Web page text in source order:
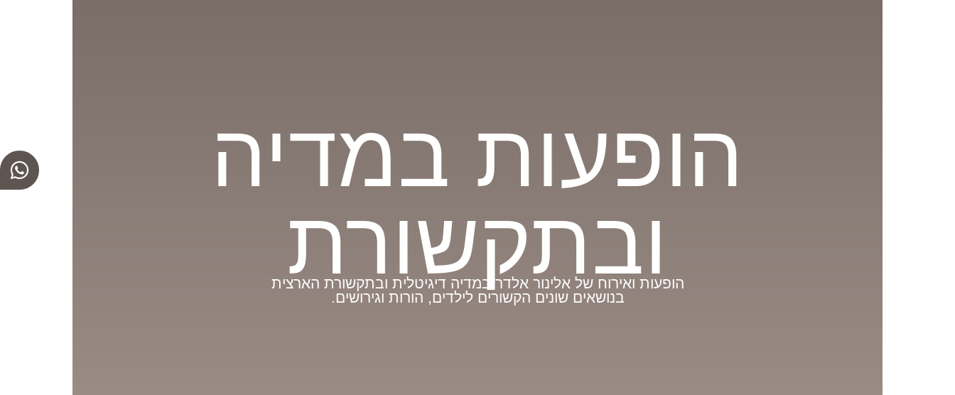
הופעות במדיה
ובתקשורת
הופעות ואירוח של אלינור אלדר במדיה דיגיטלית ובתקשורת הארצית
בנושאים שונים הקשורים לילדים, הורות וגירושים.